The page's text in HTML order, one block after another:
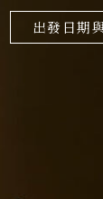
出發日期